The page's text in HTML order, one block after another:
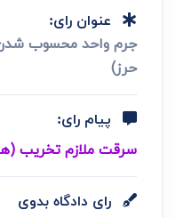
عنوان رای:
جرم واحد محسوب
حرز)
پیام رای:
سرقت ملازم تخریب
رای دادگاه بدوی